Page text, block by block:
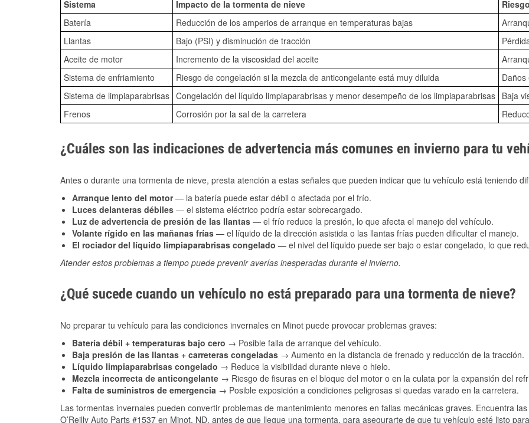
Sistema Impacto de la tormenta de nieve
Batería
Reducción de los amperios de arranque en temperaturas bajas
Llantas
Bajo (PSI) y disminución de tracción
Aceite de motor
Incremento de la viscosidad del aceite
Sistema de enfriamiento
Riesgo de congelación si la mezcla de anticongelante está muy diluida
Sistema de limpiaparabrisas Congelación del líquido limpiaparabrisas y menor desempeño de los limpiaparabrisas Baja
Frenos
Corrosión por la sal de la carretera
¿Cuáles son las indicaciones de advertencia más comunes en invierno para tu
Antes o durante una tormenta de nieve, presta atención a estas señales que pueden indicar que tu vehículo está teniendo
Arranque lento del motor— la batería puede estar débil o afectada por el frío.
Luces delanteras débiles — el sistema eléctrico podría estar sobrecargado.
Luz de advertencia de presión de las llantas — el frío reduce la presión, lo que afecta el manejo del vehículo.
Volante rígido en las mañanas frías — el líquido de la dirección asistida o las llantas frías pueden dificultar el manejo.
El rociador del líquido limpiaparabrisas congelado — el nivel del líquido puede ser bajo o estar congelado, lo que
Atender estos problemas a tiempo puede prevenir averías inesperadas durante el invierno.
¿Qué sucede cuando un vehículo no está preparado para una tormenta de nieve?
No preparar tu vehículo para las condiciones invernales en Minot puede provocar problemas graves:
Batería débil + temperaturas bajo cero → Posible falla de arranque del vehículo.
Baja presión de las llantas + carreteras congeladas → Aumento en la distancia de frenado y reducción de la tracción.
Líquido limpiaparabrisas congelado → Reduce la visibilidad durante nieve o hielo.
Mezcla incorrecta de anticongelante → Riesgo de fisuras en el bloque del motor o en la culata por la expansión del
Falta de suministros de emergencia → Posible exposición a condiciones peligrosas si quedas varado en la carretera.
Las tormentas invernales pueden convertir problemas de mantenimiento menores en fallas mecánicas graves. Encuentra
O’Reilly Auto Parts #1537 en Minot, ND, antes de que llegue una tormenta, para asegurarte de que tu vehículo esté listo